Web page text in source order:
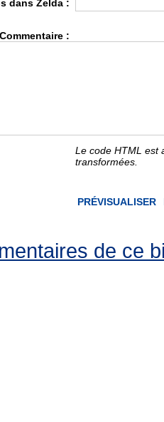
dans Zelda :
Commentaire :
Le code HTML est
transformées.
de ce